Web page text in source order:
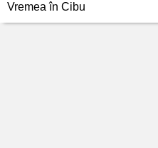
Vremea în Cibu